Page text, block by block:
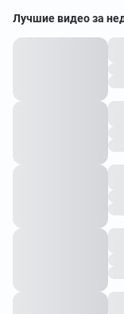
Лучшие видео за